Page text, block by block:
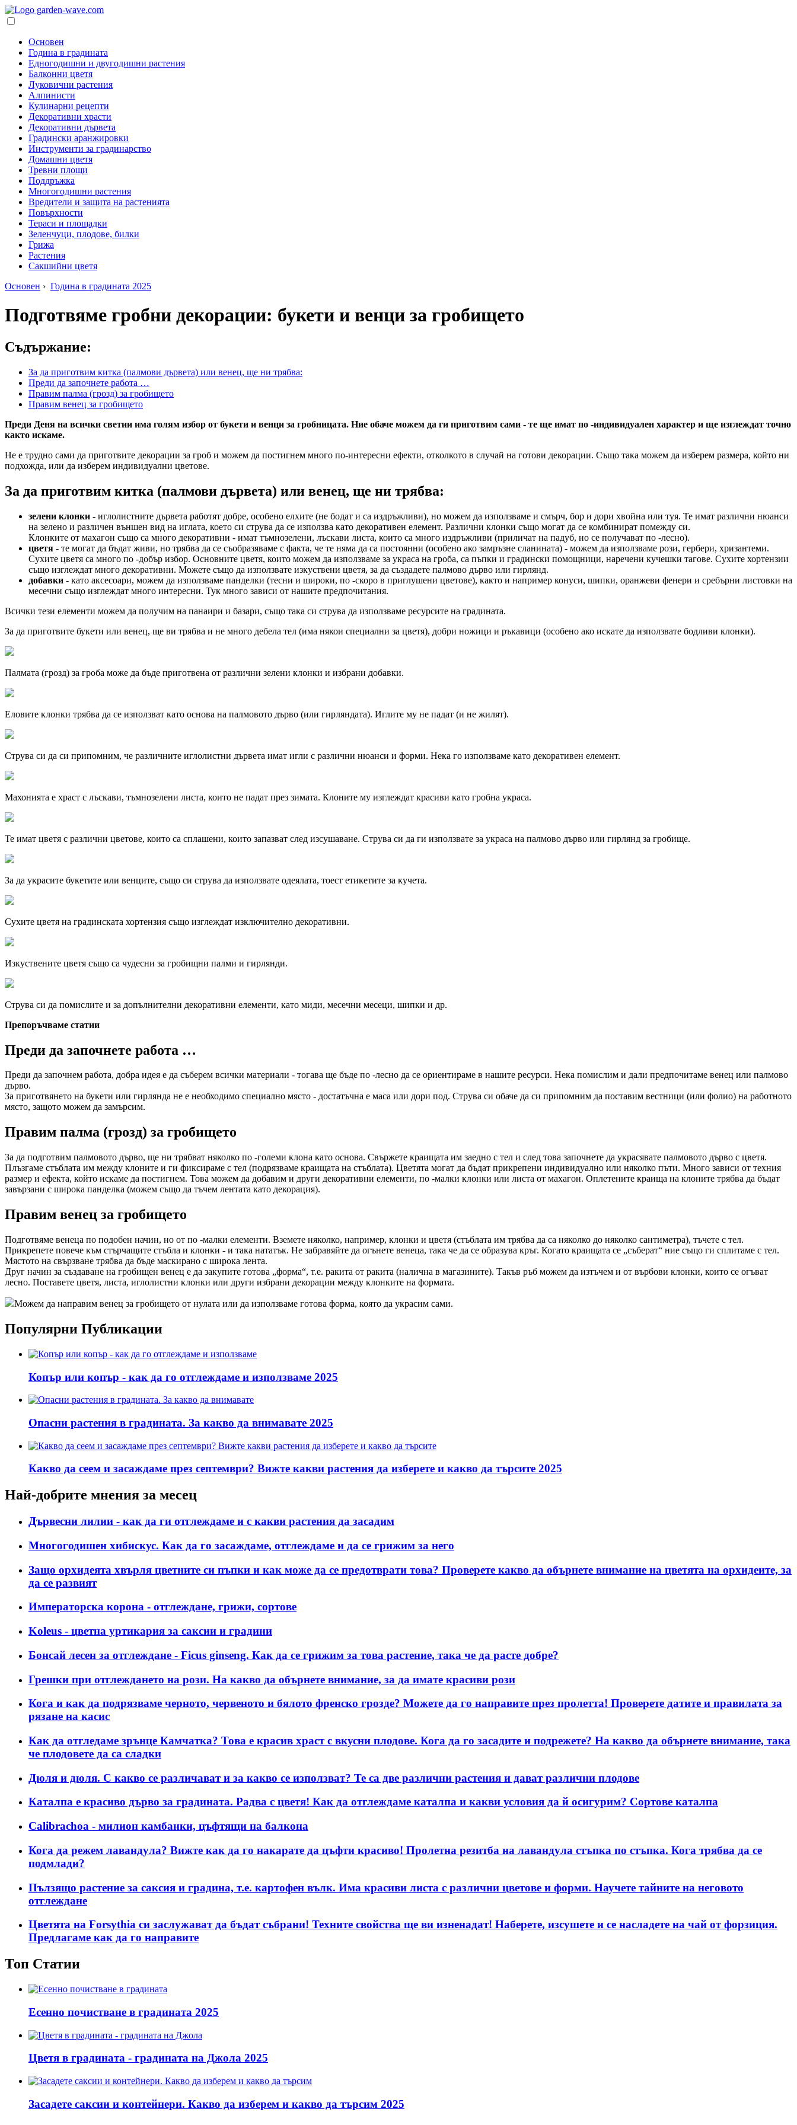
Основен
Година в градината
Едногодишни и двугодишни растения
Балконни цветя
Луковични растения
Алпинисти
Кулинарни рецепти
Декоративни храсти
Декоративни дървета
Градински аранжировки
Инструменти за градинарство
Домашни цветя
Тревни площи
Поддръжка
Многогодишни растения
Вредители и защита на растенията
Повърхности
Тераси и площадки
Зеленчуци, плодове, билки
Грижа
Растения
Сакшийни цветя
Основен › Година в градината 2025
Подготвяме гробни декорации: букети и венци за гробището
Съдържание:
За да приготвим китка (палмови дървета) или венец, ще ни трябва:
Преди да започнете работа …
Правим палма (грозд) за гробището
Правим венец за гробището
Преди Деня на всички светии има голям избор от букети и венци за гробницата. Ние обаче можем да ги приготвим сами - те ще имат по -индивидуален характер и ще изглеждат точно
както искаме.
Не е трудно сами да приготвите декорации за гроб и можем да постигнем много по-интересни ефекти, отколкото в случай на готови декорации. Също така можем да изберем размера, който ни
подхожда, или да изберем индивидуални цветове.
За да приготвим китка (палмови дървета) или венец, ще ни трябва:
зелени клонки - иглолистните дървета работят добре, особено елхите (не бодат и са издръжливи), но можем да използваме и смърч, бор и дори хвойна или туя. Те имат различни нюанси
на зелено и различен външен вид на иглата, което си струва да се използва като декоративен елемент. Различни клонки също могат да се комбинират помежду си.
Клонките от махагон също са много декоративни - имат тъмнозелени, лъскави листа, които са много издръжливи (приличат на падуб, но се получават по -лесно).
цветя - те могат да бъдат живи, но трябва да се съобразяваме с факта, че те няма да са постоянни (особено ако замръзне сланината) - можем да използваме рози, гербери, хризантеми.
Сухите цветя са много по -добър избор. Основните цветя, които можем да използваме за украса на гроба, са пъпки и градински помощници, наречени кучешки тагове. Сухите хортензии
също изглеждат много декоративни. Можете също да използвате изкуствени цветя, за да създадете палмово дърво или гирлянд.
добавки - като аксесоари, можем да използваме панделки (тесни и широки, по -скоро в приглушени цветове), както и например конуси, шипки, оранжеви фенери и сребърни листовки на
месечни също изглеждат много интересни. Тук много зависи от нашите предпочитания.
Всички тези елементи можем да получим на панаири и базари, също така си струва да използваме ресурсите на градината.
За да приготвите букети или венец, ще ви трябва и не много дебела тел (има някои специални за цветя), добри ножици и ръкавици (особено ако искате да използвате бодливи клонки).
Палмата (грозд) за гроба може да бъде приготвена от различни зелени клонки и избрани добавки.
Еловите клонки трябва да се използват като основа на палмовото дърво (или гирляндата). Иглите му не падат (и не жилят).
Струва си да си припомним, че различните иглолистни дървета имат игли с различни нюанси и форми. Нека го използваме като декоративен елемент.
Махонията е храст с лъскави, тъмнозелени листа, които не падат през зимата. Клоните му изглеждат красиви като гробна украса.
Те имат цветя с различни цветове, които са сплашени, които запазват след изсушаване. Струва си да ги използвате за украса на палмово дърво или гирлянд за гробище.
За да украсите букетите или венците, също си струва да използвате одеялата, тоест етикетите за кучета.
Сухите цветя на градинската хортензия също изглеждат изключително декоративни.
Изкуствените цветя също са чудесни за гробищни палми и гирлянди.
Струва си да помислите и за допълнителни декоративни елементи, като миди, месечни месеци, шипки и др.
Препоръчваме статии
Преди да започнете работа …
Преди да започнем работа, добра идея е да съберем всички материали - тогава ще бъде по -лесно да се ориентираме в нашите ресурси. Нека помислим и дали предпочитаме венец или палмово
дърво.
За приготвянето на букети или гирлянда не е необходимо специално място - достатъчна е маса или дори под. Струва си обаче да си припомним да поставим вестници (или фолио) на работното
място, защото можем да замърсим.
Правим палма (грозд) за гробището
За да подготвим палмовото дърво, ще ни трябват няколко по -големи клона като основа. Свържете краищата им заедно с тел и след това започнете да украсявате палмовото дърво с цветя.
Плъзгаме стъблата им между клоните и ги фиксираме с тел (подрязваме краищата на стъблата). Цветята могат да бъдат прикрепени индивидуално или няколко пъти. Много зависи от техния
размер и ефекта, който искаме да постигнем. Това можем да добавим и други декоративни елементи, по -малки клонки или листа от махагон. Оплетените краища на клоните трябва да бъдат
завързани с широка панделка (можем също да тъчем лентата като декорация).
Правим венец за гробището
Подготвяме венеца по подобен начин, но от по -малки елементи. Вземете няколко, например, клонки и цветя (стъблата им трябва да са няколко до няколко сантиметра), тъчете с тел.
Прикрепете повече към стърчащите стъбла и клонки - и така нататък. Не забравяйте да огънете венеца, така че да се образува кръг. Когато краищата се „съберат“ ние също ги сплитаме с тел.
Мястото на свързване трябва да бъде маскирано с широка лента.
Друг начин за създаване на гробищен венец е да закупите готова „форма“, т.е. ракита от ракита (налична в магазините). Такъв ръб можем да изтъчем и от върбови клонки, които се огъват
лесно. Поставете цветя, листа, иглолистни клонки или други избрани декорации между клонките на формата.
Можем да направим венец за гробището от нулата или да използваме готова форма, която да украсим сами.
Популярни Публикации
Копър или копър - как да го отглеждаме и използваме 2025
Опасни растения в градината. За какво да внимавате 2025
Какво да сеем и засаждаме през септември? Вижте какви растения да изберете и какво да търсите 2025
Най-добрите мнения за месец
Дървесни лилии - как да ги отглеждаме и с какви растения да засадим
Многогодишен хибискус. Как да го засаждаме, отглеждаме и да се грижим за него
Защо орхидеята хвърля цветните си пъпки и как може да се предотврати това? Проверете какво да обърнете внимание на цветята на орхидеите, за
да се развият
Императорска корона - отглеждане, грижи, сортове
Koleus - цветна уртикария за саксии и градини
Бонсай лесен за отглеждане - Ficus ginseng. Как да се грижим за това растение, така че да расте добре?
Грешки при отглеждането на рози. На какво да обърнете внимание, за да имате красиви рози
Кога и как да подрязваме черното, червеното и бялото френско грозде? Можете да го направите през пролетта! Проверете датите и правилата за
рязане на касис
Как да отгледаме зрънце Камчатка? Това е красив храст с вкусни плодове. Кога да го засадите и подрежете? На какво да обърнете внимание, така
че плодовете да са сладки
Дюля и дюля. С какво се различават и за какво се използват? Те са две различни растения и дават различни плодове
Каталпа е красиво дърво за градината. Радва с цветя! Как да отглеждаме каталпа и какви условия да й осигурим? Сортове каталпа
Calibrachoa - милион камбанки, цъфтящи на балкона
Кога да режем лавандула? Вижте как да го накарате да цъфти красиво! Пролетна резитба на лавандула стъпка по стъпка. Кога трябва да се
подмлади?
Пълзящо растение за саксия и градина, т.е. картофен вълк. Има красиви листа с различни цветове и форми. Научете тайните на неговото
отглеждане
Цветята на Forsythia си заслужават да бъдат събрани! Техните свойства ще ви изненадат! Наберете, изсушете и се насладете на чай от форзиция.
Предлагаме как да го направите
Топ Статии
Есенно почистване в градината 2025
Цветя в градината - градината на Джола 2025
Засадете саксии и контейнери. Какво да изберем и какво да търсим 2025